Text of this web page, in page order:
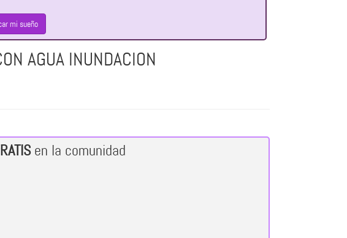
mi sueño
AGUA INUNDACION
en la comunidad